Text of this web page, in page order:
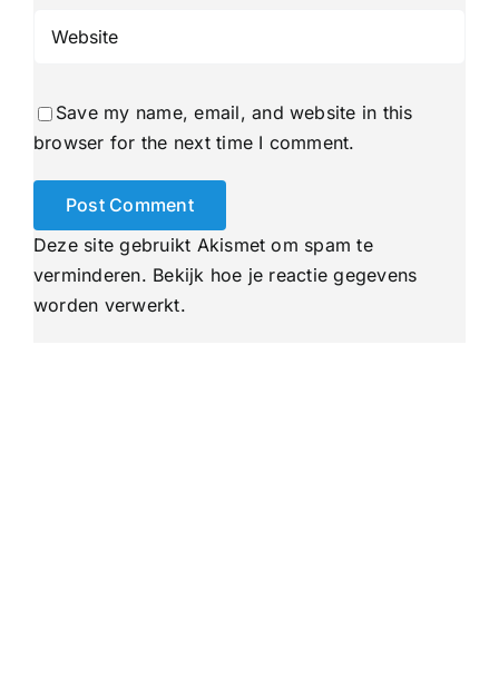
Save my name, email, and website in this
browser for the next time I comment.
Deze site gebruikt Akismet om spam te
verminderen. Bekijk hoe je reactie gegevens
worden verwerkt.